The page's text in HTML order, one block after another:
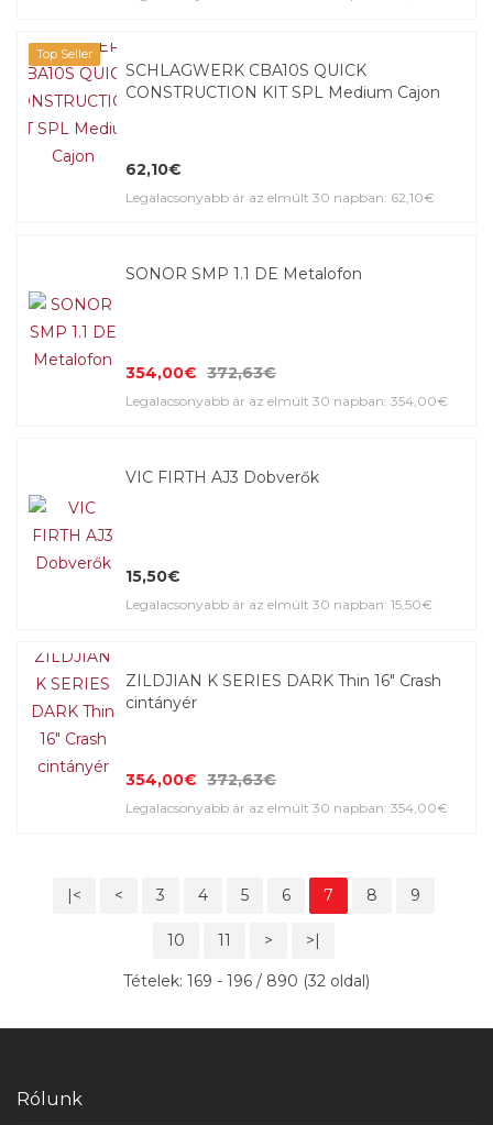
Top Seller
SCHLAGWERK CBA10S QUICK
CONSTRUCTION KIT SPL Medium Cajon
62,10€
Legalacsonyabb ár az elmúlt 30 napban: 62,10€
SONOR SMP 1.1 DE Metalofon
354,00€ 372,63€
Legalacsonyabb ár az elmúlt 30 napban: 354,00€
VIC FIRTH AJ3 Dobverők
15,50€
Legalacsonyabb ár az elmúlt 30 napban: 15,50€
ZILDJIAN K SERIES DARK Thin 16" Crash
cintányér
354,00€ 372,63€
Legalacsonyabb ár az elmúlt 30 napban: 354,00€
|< < 3 4 5 6 7 8 9
10 11 > >|
Tételek: 169 - 196 / 890 (32 oldal)
Rólunk